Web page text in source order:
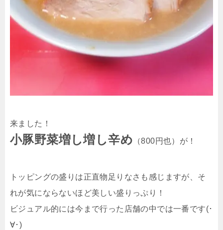
来ました！
小豚野菜増し増し辛め （800円也）が！
トッピングの盛りは正直物足りなさも感じますが、そ
れが気にならないほど美しい盛りっぷり！
ビジュアル的には今まで行った店舗の中では一番です(･
∀･)